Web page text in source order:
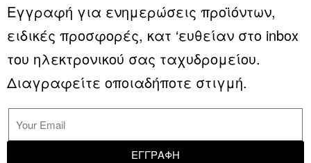
Εγγραφή για ενημερώσεις προϊόντων,
ειδικές προσφορές, κατ ‘ευθείαν στο inbox
του ηλεκτρονικού σας ταχυδρομείου.
Διαγραφείτε οποιαδήποτε στιγμή.
ΕΓΓΡΑΦΗ